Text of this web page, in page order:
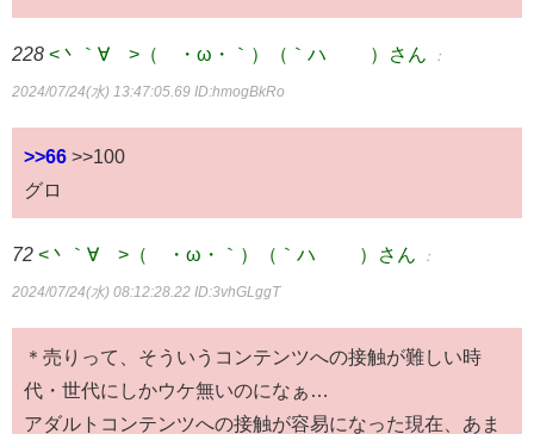
228 <丶｀∀´>（´・ω・｀）（｀ハ´ ）さん ：
2024/07/24(水) 13:47:05.69 ID:hmogBkRo
>>66 >>100
グロ
72 <丶｀∀´>（´・ω・｀）（｀ハ´ ）さん ：
2024/07/24(水) 08:12:28.22 ID:3vhGLggT
＊売りって、そういうコンテンツへの接触が難しい時
代・世代にしかウケ無いのになぁ…
アダルトコンテンツへの接触が容易になった現在、あま